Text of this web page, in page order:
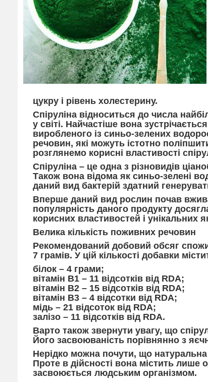
цукру і рівень холестерину.
Спіруліна відноситься до числа
у світі. Найчастіше вона
виробленого із синьо-зелених
речовин, які можуть істотно
розглянемо корисні властивості
Спіруліна – це одна з різновидів
Також вона відома як синьо-зелені
даний вид бактерій здатний
Вперше даний вид рослин почав
популярність даного продукту
корисних властивостей і унікальних
Велика кількість поживних речовин
Рекомендований добовий обсяг
7 грамів. У цій кількості добавки
білок – 4 грами;
вітамін B1 – 11 відсотків від RDA;
вітамін B2 – 15 відсотків від RDA;
вітамін B3 – 4 відсотки від RDA;
мідь – 21 відсоток від RDA;
залізо – 11 відсотків від RDA.
Варто також звернути увагу, що
Його засвоюваність порівнянно з
Нерідко можна почути, що натуральна
Проте в дійсності вона містить лише
засвоюється людським організмом.